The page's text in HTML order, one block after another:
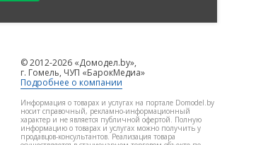
© 2012-2026 «Домодел.by»,
г. Гомель, ЧУП «БарокМедиа»
Подробнее о компании
Информация о товарах и услугах на портале Domodel.by
носит справочный, рекламно-информационный
характер и не является публичной офертой. Полную
информацию о товарах и услугах можно получить у
продавцов-консультантов. Реализация товара